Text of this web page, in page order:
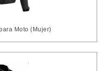
Moto (Mujer)